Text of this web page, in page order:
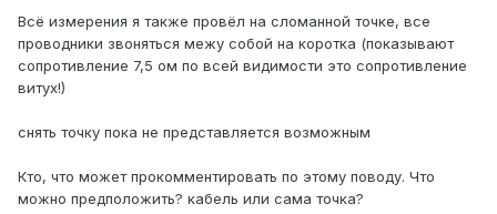
Всё измерения я также провёл на сломанной точке, все
проводники звоняться межу собой на коротка (показывают
сопротивление 7,5 ом по всей видимости это сопротивление
витух!)
снять точку пока не представляется возможным
Кто, что может прокомментировать по этому поводу. Что
можно предположить? кабель или сама точка?